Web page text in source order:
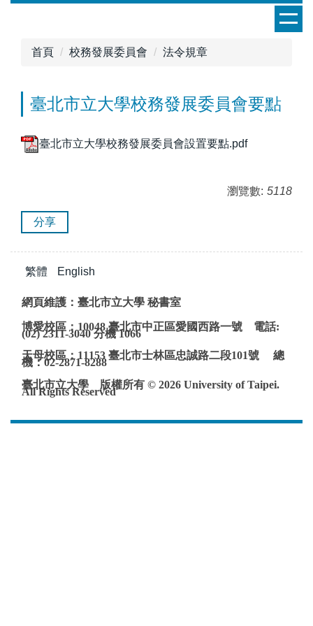
首頁 校務發展委員會 法令規章
臺北市立大學校務發展委員會要點
臺北市立大學校務發展委員會設置要點.pdf
瀏覽數: 5118
分享
繁體 English
網頁維護：臺北市立大學 秘書室
博愛校區：10048 臺北市中正區愛國西路一號 電話:
(02) 2311-3040 分機 1066
天母校區：11153 臺北市士林區忠誠路二段101號 總
機：02-2871-8288
臺北市立大學 版權所有 © 2026 University of Taipei.
All Rights Reserved